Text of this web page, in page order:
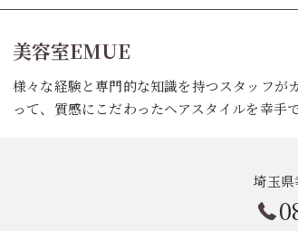
美容室EMUE
様々な経験と専門的な知識を持つスタッフが
って、質感にこだわったヘアスタイルを幸手
埼玉